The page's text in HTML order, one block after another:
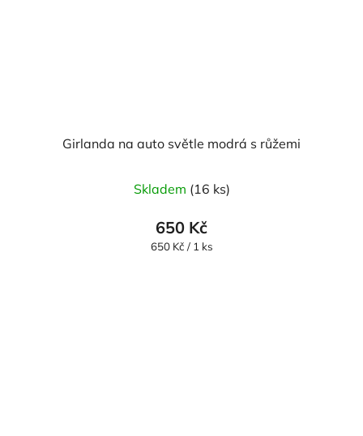
Girlanda na auto světle modrá s růžemi
Skladem (16 ks)
650 Kč
Měrná
650 Kč / 1 ks